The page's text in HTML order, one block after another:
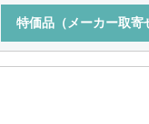
特価品（メーカー取寄